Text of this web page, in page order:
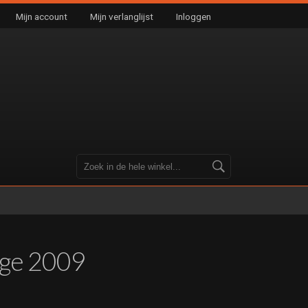
Mijn account Mijn verlanglijst Inloggen
2009